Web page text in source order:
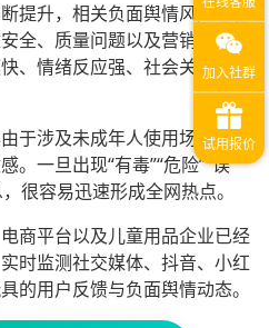
提升，相关负面舆情风险也在
全、质量问题以及营销争议
、情绪反应强、社会关注度
于涉及未成年人使用场景，因
。一旦出现“有毒”“危险”“误
很容易迅速形成全网热点。
商平台以及儿童用品企业已经
时监测社交媒体、抖音、小红
的用户反馈与负面舆情动态。